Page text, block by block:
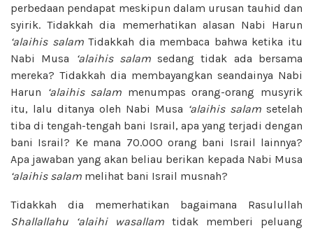
perbedaan pendapat meskipun dalam urusan tauhid dan
syirik. Tidakkah dia memerhatikan alasan Nabi Harun
‘alaihis salamTidakkah dia membaca bahwa ketika itu
Nabi Musa
‘alaihis salamsedang tidak ada bersama
mereka? Tidakkah dia membayangkan seandainya Nabi
Harun
‘alaihis salam menumpas orang-orang musyrik
itu, lalu ditanya oleh Nabi Musa ‘alaihis salam setelah
tiba di tengah-tengah bani Israil, apa yang terjadi dengan
bani Israil? Ke mana 70.000 orang bani Israil lainnya?
Apa jawaban yang akan beliau berikan kepada Nabi Musa
‘alaihis salam melihat bani Israil musnah?
Tidakkah dia memerhatikan bagaimana Rasulullah
Shallallahu ‘alaihi wasallam tidak memberi peluang